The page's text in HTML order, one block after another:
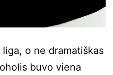
o ne dramatiškas
buvo viena